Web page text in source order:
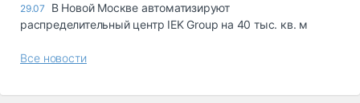
29.07
В Новой Москве автоматизируют
распределительный центр IEK Group на 40 тыс. кв. м
Все новости